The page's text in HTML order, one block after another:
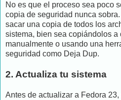
No es que el proceso sea poco
copia de seguridad nunca
sacar una copia de todos los
sistema, bien sea copiándolos a
manualmente o usando una
seguridad como Deja Dup.
2. Actualiza tu sistema
Antes de actualizar a Fedora